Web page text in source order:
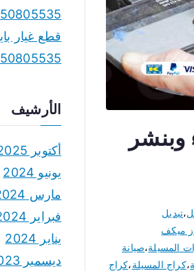
كهرباء وبنشر
،تبديل
ميكف
المسيلة،صيانة
،كراج المسيلة،كراج
50805535 تركيب وصيانة
50805535 سكراب بايك فوري
الأرشيف
أكتوبر 2025
يونيو 2024
مارس 2024
فبراير 2024
يناير 2024
ديسمبر 2023